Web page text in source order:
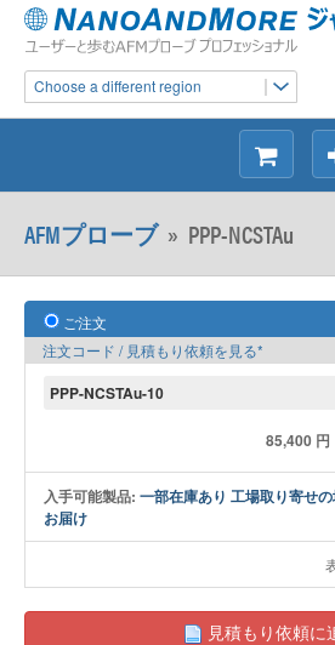
Choose a different region
シ
ョ
ッ
ン
AFMプローブ» PPP-NCSTAu
ご注文
注文コード / 見積もり依頼を見る*
PPP-NCSTAu-10
85,400 円
入手可能製品: 一部在庫あり 工場取り寄せ
お届け
見積もり依頼に